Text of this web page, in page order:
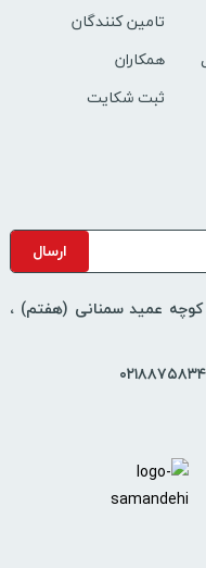
تامین کنندگان
همکاران
ثبت شکایت
عمید سمنانی (هفتم) ،